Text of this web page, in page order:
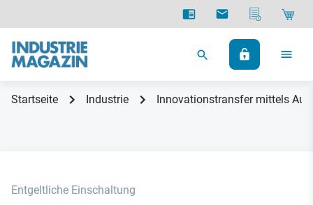
Startseite Industrie Innovationstransfer mittels
Entgeltliche Einschaltung